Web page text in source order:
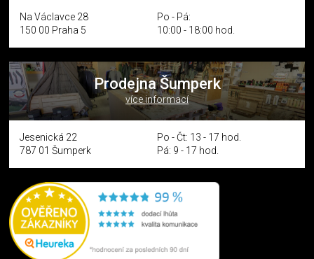
Na Václavce 28
150 00 Praha 5
Po - Pá:
10:00 - 18:00 hod.
Prodejna Šumperk
více informací
Jesenická 22
787 01 Šumperk
Po - Čt: 13 - 17 hod.
Pá: 9 - 17 hod.